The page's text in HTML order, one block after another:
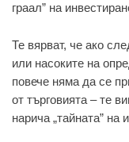
граал” на
Те вярват, че ако
или насоките на
повече няма да се
от търговията – те
нарича „тайната” на